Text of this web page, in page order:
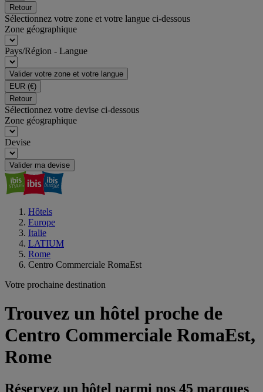
Retour
Sélectionnez votre zone et votre langue ci-dessous
Zone géographique
Pays/Région - Langue
Valider votre zone et votre langue
EUR (€)
Retour
Sélectionnez votre devise ci-dessous
Zone géographique
Devise
Valider ma devise
Hôtels
Europe
Italie
LATIUM
Rome
Centro Commerciale RomaEst
Votre prochaine destination
Trouvez un hôtel proche de
Centro Commerciale RomaEst,
Rome
Réservez un hôtel parmi nos 45 marques